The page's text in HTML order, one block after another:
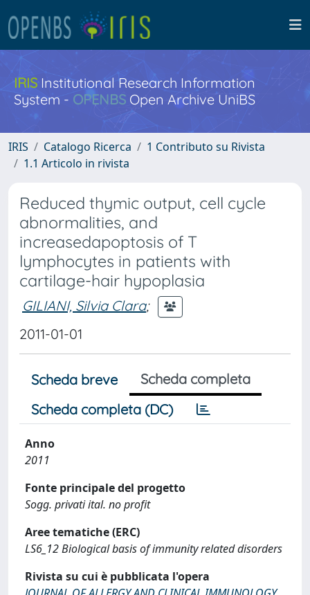
IRISInstitutional Research Information
System - OPENBS Open Archive UniBS
IRIS Catalogo Ricerca
1 Contributo su Rivista
1.1 Articolo in rivista
Reduced thymic output, cell cycle
abnormalities, and
increasedapoptosis of T
lymphocytes in patients with
cartilage-hair hypoplasia
GILIANI, Silvia Clara;
2011-01-01
Scheda breve
Scheda completa
Scheda completa (DC)
Anno
2011
Fonte principale del progetto
Sogg. privati ital. no profit
Aree tematiche (ERC)
LS6_12 Biological basis of immunity related disorders
Rivista su cui è pubblicata l'opera